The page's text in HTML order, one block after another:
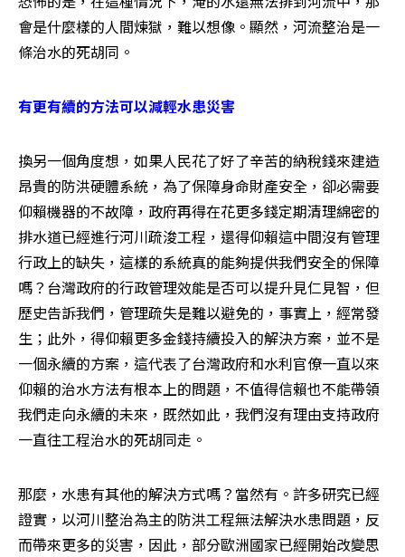
會是什麼樣的人間煉獄，難以想像。顯然，河流整治是一
條治水的死胡同。
有更有續的方法可以減輕水患災害
換另一個角度想，如果人民花了好了辛苦的納稅錢來建造
昂貴的防洪硬體系統，為了保障身命財產安全，卻必需要
仰賴機器的不故障，政府再得在花更多錢定期清理綿密的
排水道已經進行河川疏浚工程，還得仰賴這中間沒有管理
行政上的缺失，這樣的系統真的能夠提供我們安全的保障
嗎？台灣政府的行政管理效能是否可以提升見仁見智，但
歷史告訴我們，管理疏失是難以避免的，事實上，經常發
生；此外，得仰賴更多金錢持續投入的解決方案，並不是
一個永續的方案，這代表了台灣政府和水利官僚一直以來
仰賴的治水方法有根本上的問題，不值得信賴也不能帶領
我們走向永續的未來，既然如此，我們沒有理由支持政府
一直往工程治水的死胡同走。
那麼，水患有其他的解決方式嗎？當然有。許多研究已經
證實，以河川整治為主的防洪工程無法解決水患問題，反
而帶來更多的災害，因此，部分歐洲國家已經開始改變思